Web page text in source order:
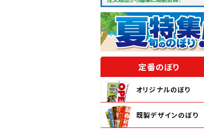
定番のぼり
オリジナルのぼり
既製デザインのぼり